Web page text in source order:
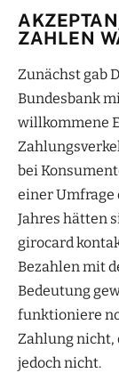
ZAHLEN
Zunächst gab
Bundesbank
willkommene
bei
einer Umfrage
Jahres hätten
girocard
Bezahlen mit
Bedeutung
funktioniere
Zahlung nicht,
jedoch nicht.